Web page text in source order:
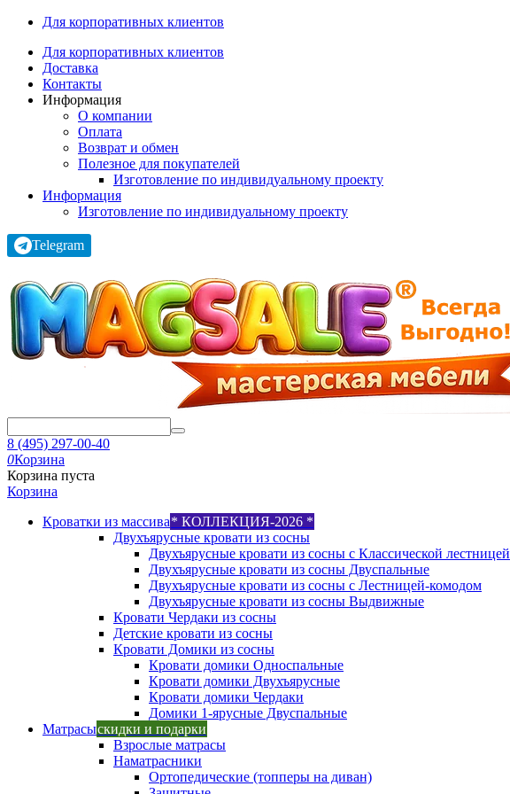
Для корпоративных клиентов
Для корпоративных клиентов
Доставка
Контакты
Информация
О компании
Оплата
Возврат и обмен
Полезное для покупателей
Изготовление по индивидуальному проекту
Информация
Изготовление по индивидуальному проекту
Telegram
8 (495) 297-00-40
0Корзина
Корзина пуста
Корзина
Кроватки из массива* КОЛЛЕКЦИЯ-2026 *
Двухъярусные кровати из сосны
Двухъярусные кровати из сосны с Классической лестницей
Двухъярусные кровати из сосны Двуспальные
Двухъярусные кровати из сосны с Лестницей-комодом
Двухъярусные кровати из сосны Выдвижные
Кровати Чердаки из сосны
Детские кровати из сосны
Кровати Домики из сосны
Кровати домики Односпальные
Кровати домики Двухъярусные
Кровати домики Чердаки
Домики 1-ярусные Двуспальные
Матрасыскидки и подарки
Взрослые матрасы
Наматрасники
Ортопедические (топперы на диван)